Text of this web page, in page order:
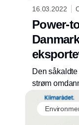
16.03.2022
Power-
Den
strøm
potentiale.
for, hvordan